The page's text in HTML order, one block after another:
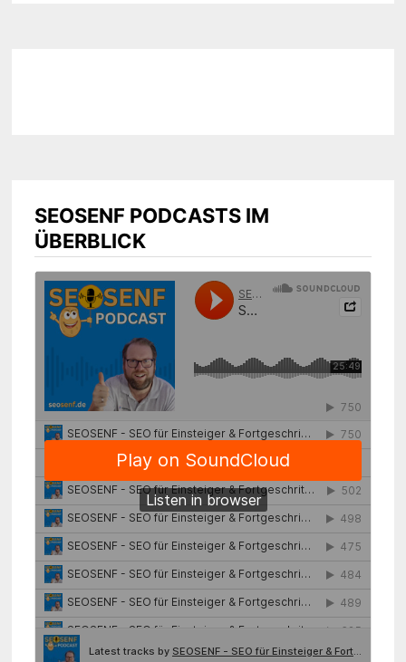
SEOSENF PODCASTS IM
ÜBERBLICK